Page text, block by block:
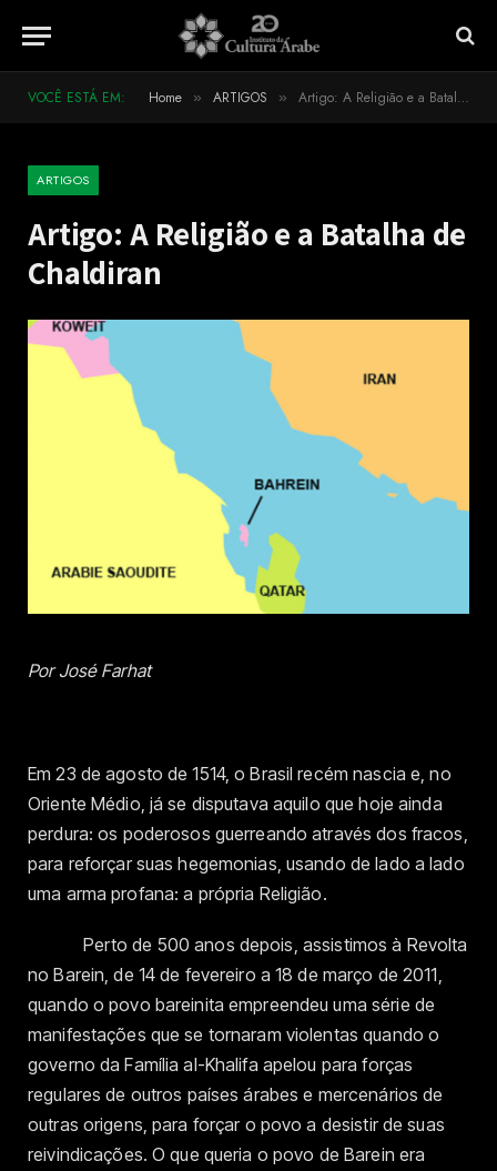
VOCÊ ESTÁ EM: Home » ARTIGOS » Artigo: A Religião e a Batalha de Chaldiran
ARTIGOS
Artigo: A Religião e a Batalha de
Chaldiran
Por José Farhat
Em 23 de agosto de 1514, o Brasil recém nascia e, no
Oriente Médio, já se disputava aquilo que hoje ainda
perdura: os poderosos guerreando através dos fracos,
para reforçar suas hegemonias, usando de lado a lado
uma arma profana: a própria Religião.
Perto de 500 anos depois, assistimos à Revolta
no Barein, de 14 de fevereiro a 18 de março de 2011,
quando o povo bareinita empreendeu uma série de
manifestações que se tornaram violentas quando o
governo da Família al-Khalifa apelou para forças
regulares de outros países árabes e mercenários de
outras origens, para forçar o povo a desistir de suas
reivindicações. O que queria o povo de Barein era